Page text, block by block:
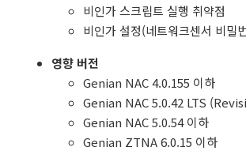
비인가 스크립트 실행 취약점
비인가 설정(네트워크센서 비밀
영향 버전
Genian NAC 4.0.155 이하
Genian NAC 5.0.42 LTS
Genian NAC 5.0.54 이하
Genian ZTNA 6.0.15 이하